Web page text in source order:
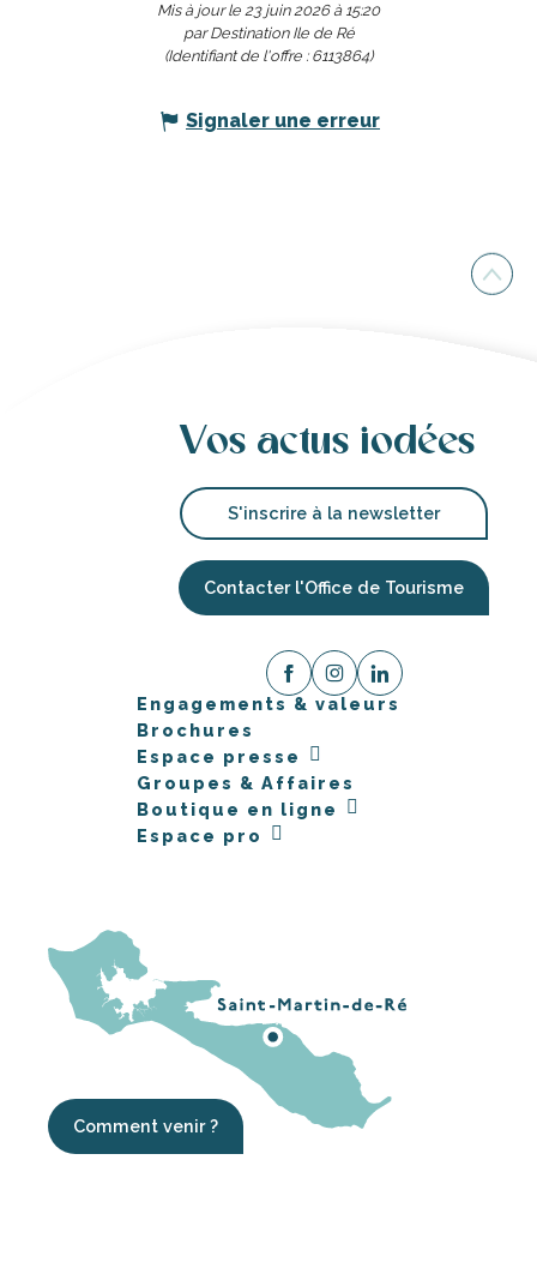
Mis à jour le 23 juin 2026 à 15:20
par Destination Ile de Ré
(Identifiant de l'offre : 6113864)
Signaler une erreur
Vos actus iodées
S'inscrire à la newsletter
Contacter l'Office de Tourisme
Engagements & valeurs
Brochures
Espace presse
Groupes & Affaires
Boutique en ligne
Espace pro
Comment venir ?